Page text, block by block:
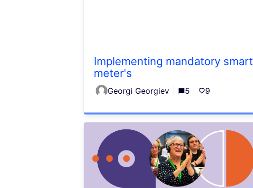
Implementing mandatory smart
meter's
Georgi Georgiev 5 9